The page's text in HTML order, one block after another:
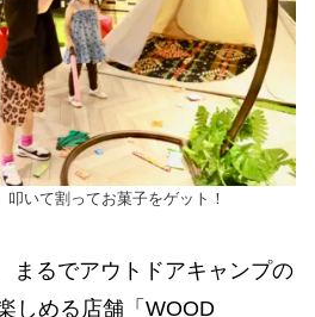
叩いて割ってお菓子をゲット！
まるでアウトドアキャンプの
しめる店舗「WOOD